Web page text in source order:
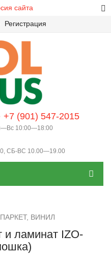
сайта
Регистрация
+7 (901) 547-2015
10:00—18:00
СБ-ВС 10.00—19.00
ВИНИЛ
и ламинат IZO-